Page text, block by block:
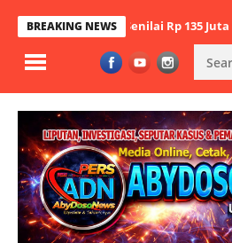
BREAKING NEWS
Ulir Senilai Rp 135 Juta di Parkiran